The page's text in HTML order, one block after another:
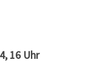
16 Uhr